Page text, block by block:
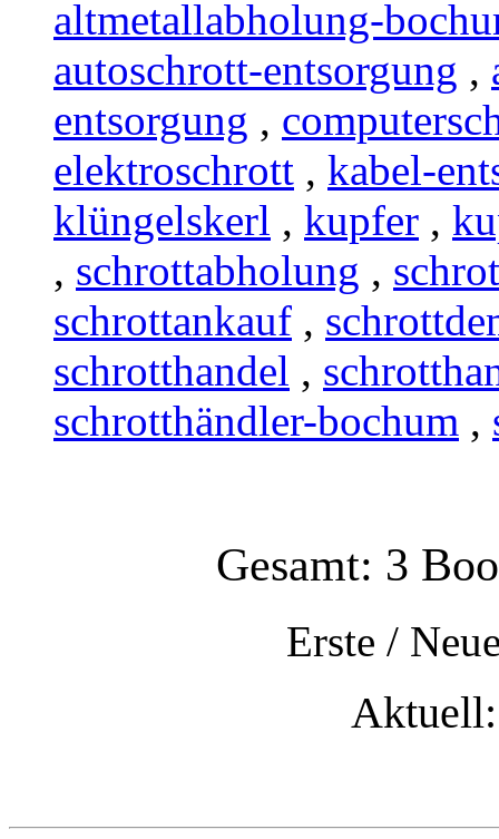
altmetallabholung-
autoschrott-entsorgung ,
entsorgung ,
elektroschrott , kabel-
klüngelskerl , kupfer ,
, schrottabholung ,
schrottankauf ,
schrotthandel ,
schrotthändler-bochum ,
Gesamt: 3
Erste /